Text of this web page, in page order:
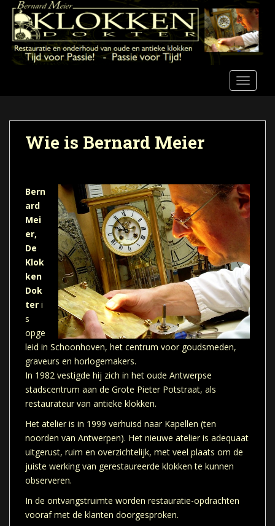
Wie is Bernard Meier
Bern
ard
Mei
er,
De
Klok
ken
Dok
ter i
s
opge
leid in Schoonhoven, het centrum voor goudsmeden,
graveurs en horlogemakers.
In 1982 vestigde hij zich in het oude Antwerpse
stadscentrum aan de Grote Pieter Potstraat, als
restaurateur van antieke klokken.
Het atelier is in 1999 verhuisd naar Kapellen (ten
noorden van Antwerpen). Het nieuwe atelier is adequaat
uitgerust, ruim en overzichtelijk, met veel plaats om de
juiste werking van gerestaureerde klokken te kunnen
observeren.
In de ontvangstruimte worden restauratie-opdrachten
vooraf met de klanten doorgesproken.